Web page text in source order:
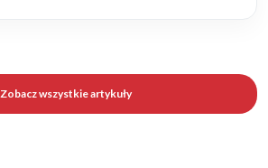
Zobacz wszystkie artykuły